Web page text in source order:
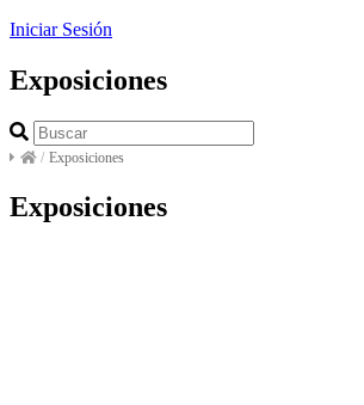
Iniciar Sesión
Exposiciones
/ Exposiciones
Exposiciones